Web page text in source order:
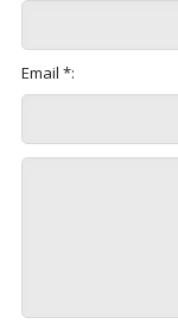
Email *: